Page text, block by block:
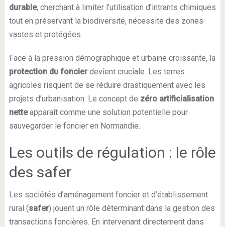
durable, cherchant à limiter l’utilisation d’intrants chimiques
tout en préservant la biodiversité, nécessite des zones
vastes et protégées.
Face à la pression démographique et urbaine croissante, la
protection du foncierdevient cruciale. Les terres
agricoles risquent de se réduire drastiquement avec les
projets d’urbanisation. Le concept de zéro artificialisation
netteapparaît comme une solution potentielle pour
sauvegarder le foncier en Normandie.
Les outils de régulation : le rôle
des safer
Les sociétés d’aménagement foncier et d’établissement
rural (safer) jouent un rôle déterminant dans la gestion des
transactions foncières. En intervenant directement dans